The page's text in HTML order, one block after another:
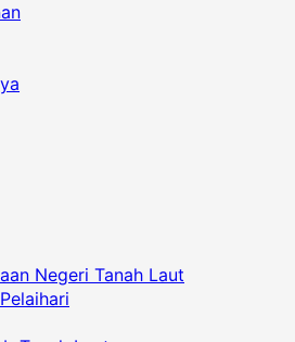
Negeri Tanah Laut